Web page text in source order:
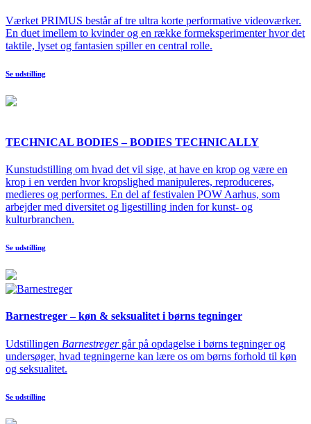
Værket PRIMUS består af tre ultra korte performative videoværker.
En duet imellem to kvinder og en række formeksperimenter hvor det
taktile, lyset og fantasien spiller en central rolle.
Se udstilling
TECHNICAL BODIES – BODIES TECHNICALLY
Kunstudstilling om hvad det vil sige, at have en krop og være en
krop i en verden hvor kropslighed manipuleres, reproduceres,
medieres og performes. En del af festivalen POW Aarhus, som
arbejder med diversitet og ligestilling inden for kunst- og
kulturbranchen.
Se udstilling
Barnestreger – køn & seksualitet i børns tegninger
Udstillingen Barnestregergår på opdagelse i børns tegninger og
undersøger, hvad tegningerne kan lære os om børns forhold til køn
og seksualitet.
Se udstilling